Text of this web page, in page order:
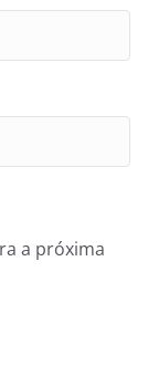
a próxima